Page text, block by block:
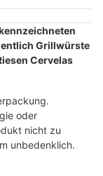
Grillwürste
Cervelas
oder
nicht zu
unbedenklich.